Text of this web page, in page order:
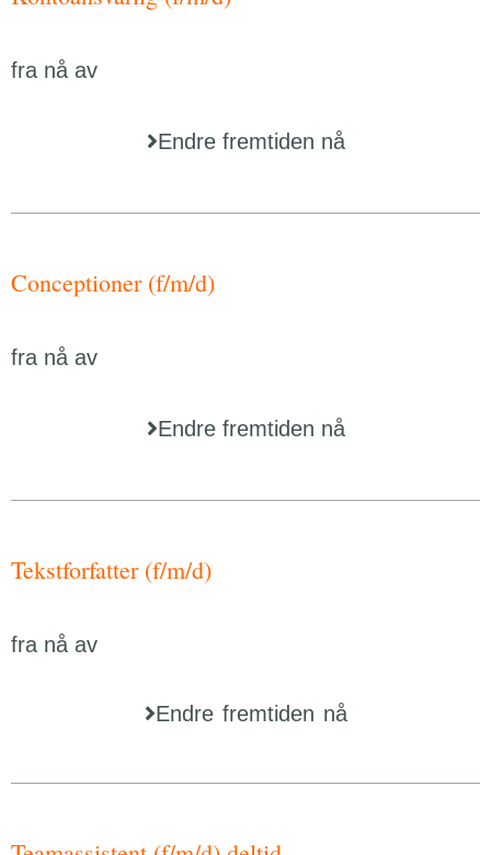
fra nå av
Endre fremtiden nå
Conceptioner (f/m/d)
fra nå av
Endre fremtiden nå
Tekstforfatter (f/m/d)
fra nå av
Endre fremtiden nå